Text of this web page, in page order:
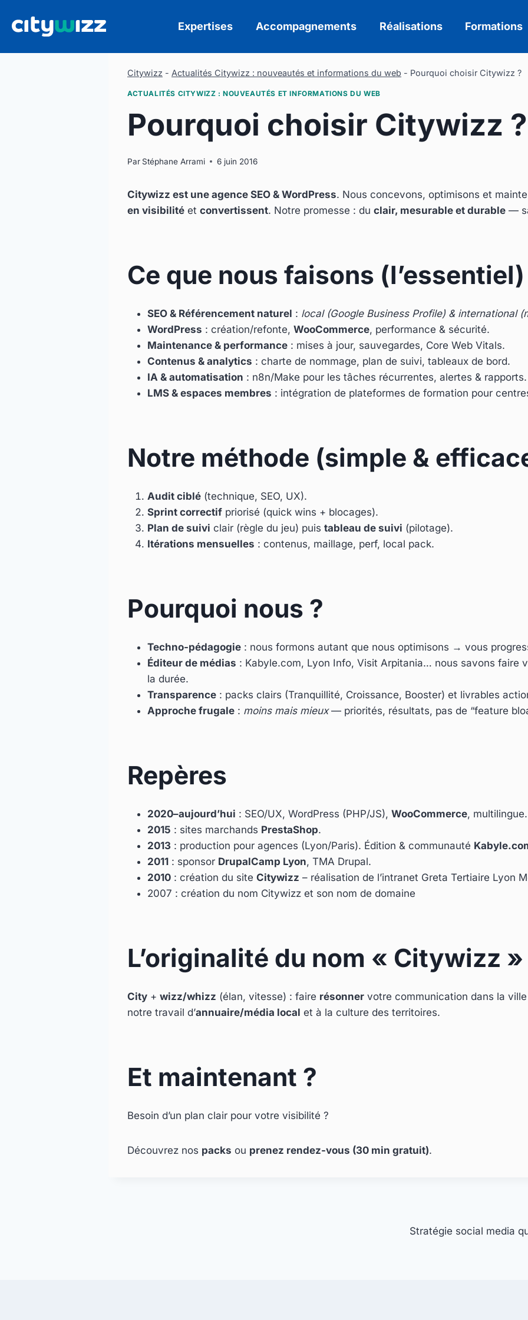
Expertises Accompagnements Réalisations Formations
Citywizz - Actualités Citywizz : nouveautés et informations du web - Pourquoi choisir Citywizz ?
ACTUALITÉS CITYWIZZ : NOUVEAUTÉS ET INFORMATIONS DU WEB
Pourquoi choisir Citywizz ?
Par Stéphane Arrami 6 juin 2016
Citywizz est une agence SEO & WordPress. Nous concevons, optimisons et
en visibilité et convertissent. Notre promesse : du clair, mesurable et durable —
Ce que nous faisons (l’essentiel)
SEO & Référencement naturel : local (Google Business Profile) & international
WordPress : création/refonte, WooCommerce, performance & sécurité.
Maintenance & performance : mises à jour, sauvegardes, Core Web Vitals.
Contenus & analytics : charte de nommage, plan de suivi, tableaux de bord.
IA & automatisation : n8n/Make pour les tâches récurrentes, alertes & rapports.
LMS & espaces membres : intégration de plateformes de formation pour
Notre méthode (simple &
Audit ciblé (technique, SEO, UX).
Sprint correctif priorisé (quick wins + blocages).
Plan de suivi clair (règle du jeu) puis tableau de suivi (pilotage).
Itérations mensuelles : contenus, maillage, perf, local pack.
Pourquoi nous ?
Techno-pédagogie : nous formons autant que nous optimisons → vous
Éditeur de médias : Kabyle.com, Lyon Info, Visit Arpitania… nous savons faire
la durée.
Transparence : packs clairs (Tranquillité, Croissance, Booster) et livrables
Approche frugale : moins mais mieux— priorités, résultats, pas de “feature
Repères
2020–aujourd’hui : SEO/UX, WordPress (PHP/JS), WooCommerce, multilingue.
2015 : sites marchands PrestaShop.
2013 : production pour agences (Lyon/Paris). Édition & communauté
2011 : sponsor DrupalCamp Lyon, TMA Drupal.
2010 : création du site Citywizz – réalisation de l’intranet Greta Tertiaire Lyon
2007 : création du nom Citywizz et son nom de domaine
L’originalité du nom « Citywizz »
City + wizz/whizz (élan, vitesse) : faire résonner votre communication dans la
notre travail d’annuaire/média local et à la culture des territoires.
Et maintenant ?
Besoin d’un plan clair pour votre visibilité ?
Découvrez nos packs ou prenez rendez-vous (30 min gratuit).
Stratégie social media